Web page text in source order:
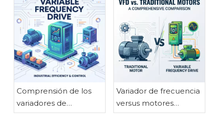
Comprensión de los
variadores de
Variador de frecuencia
versus motores